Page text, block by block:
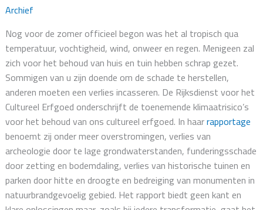
Archief
Nog voor de zomer officieel begon was het al tropisch qua
temperatuur, vochtigheid, wind, onweer en regen. Menigeen zal
zich voor het behoud van huis en tuin hebben schrap gezet.
Sommigen van u zijn doende om de schade te herstellen,
anderen moeten een verlies incasseren. De Rijksdienst voor het
Cultureel Erfgoed onderschrijft de toenemende klimaatrisico’s
voor het behoud van ons cultureel erfgoed. In haarrapportage
benoemt zij onder meer overstromingen, verlies van
archeologie door te lage grondwaterstanden, funderingsschade
door zetting en bodemdaling, verlies van historische tuinen en
parken door hitte en droogte en bedreiging van monumenten in
natuurbrandgevoelig gebied. Het rapport biedt geen kant en